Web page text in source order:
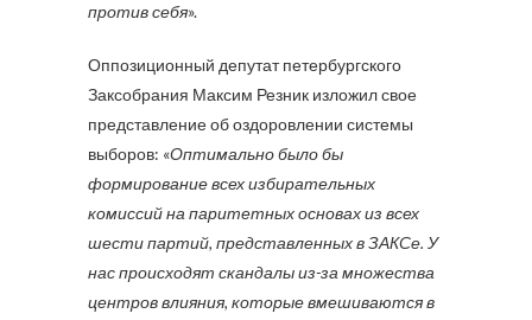
против себя».
Оппозиционный депутат петербургского
Заксобрания Максим Резник изложил свое
представление об оздоровлении системы
выборов: «Оптимально было бы
формирование всех избирательных
комиссий на паритетных основах из всех
шести партий, представленных в ЗАКСе. У
нас происходят скандалы из-за множества
центров влияния, которые вмешиваются в